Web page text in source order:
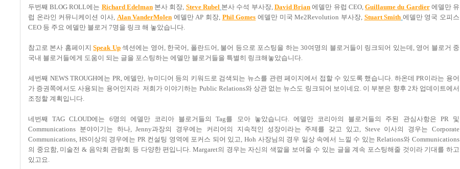
두번째 BLOG ROLL에는 Richard Edelman본사 회장, Steve Rubel 본사 수석 부사장, David Brian 에델만 유럽 CEO,Guillaume du Gardier에델만 유
럽 온라인 커뮤니케이션 이사, Alan VanderMolen 에델만 AP 회장, Phil Gomes 에델만 미국 Me2Revolution 부사장, Stuart Smith 에델만 영국 오피스
CEO 등 주요 에델만 블로거 7명을 링크 해 놓았습니다.
참고로 본사 홈페이지Speak Up섹션에는 영어, 한국어, 폴란드어, 불어 등으로 포스팅을 하는 30여명의 블로거들이 링크되어 있는데, 영어 블로거 중
국내 블로거들에게 도움이 되는 글을 포스팅하는 에델만 블로거들을 특별히 링크해놓았습니다.
세번째 NEWS TROUGH에는 PR, 에델만, 뉴미디어 등의 키워드로 검색되는 뉴스를 관련 페이지에서 접할 수 있도록 했습니다. 하온데 PR이라는 용어
가 증권쪽에서도 사용되는 용어인지라 저희가 이야기하는 Public Relations와 상관 없는 뉴스도 링크되어 보이네요. 이 부분은 향후 2차 업데이트에서
조정할 계획입니다.
네번째 TAG CLOUD에는 6명의 에델만 코리아 블로거들의 Tag를 모아 놓았습니다. 에델만 코리아의 블로거들의 주된 관심사항은 PR 및
Communications 분야이기는 하나, Jenny과장의 경우에는 커리어의 지속적인 성장이라는 주제를 갖고 있고, Steve 이사의 경우는 Corporate
Communications, HS이상의 경우에는 PR 컨설팅 영역에 포커스 되어 있고, Hoh 사장님의 경우 일상 속에서 느낄 수 있는 Relations와 Communications
의 중요함, 미술전 & 음악회 관람회 등 다양한 편입니다. Margaret의 경우는 자신의 색깔을 보여줄 수 있는 글을 계속 포스팅해줄 것이라 기대를 하고
있고요.